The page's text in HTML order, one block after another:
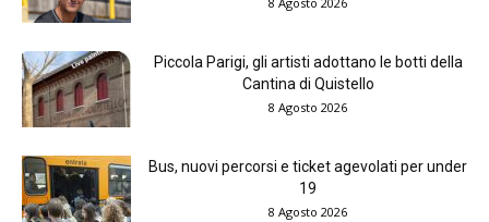
Piccola Parigi, gli artisti adottano le botti della
Cantina di Quistello
8 Agosto 2026
Bus, nuovi percorsi e ticket agevolati per under
19
8 Agosto 2026